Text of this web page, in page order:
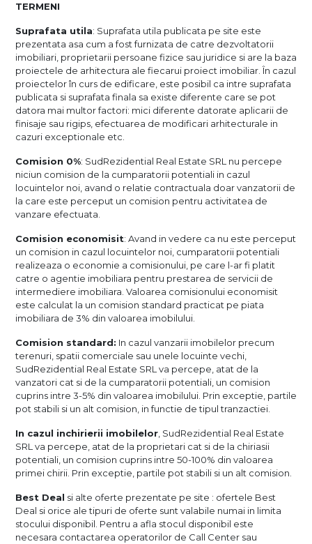
TERMENI
Suprafata utila: Suprafata utila publicata pe site este
prezentata asa cum a fost furnizata de catre dezvoltatorii
imobiliari, proprietarii persoane fizice sau juridice si are la baza
proiectele de arhitectura ale fiecarui proiect imobiliar. În cazul
proiectelor în curs de edificare, este posibil ca intre suprafata
publicata si suprafata finala sa existe diferente care se pot
datora mai multor factori: mici diferente datorate aplicarii de
finisaje sau rigips, efectuarea de modificari arhitecturale in
cazuri exceptionale etc.
Comision 0%: SudRezidential Real Estate SRL nu percepe
niciun comision de la cumparatorii potentiali in cazul
locuintelor noi, avand o relatie contractuala doar vanzatorii de
la care este perceput un comision pentru activitatea de
vanzare efectuata.
Comision economisit: Avand in vedere ca nu este perceput
un comision in cazul locuintelor noi, cumparatorii potentiali
realizeaza o economie a comisionului, pe care l-ar fi platit
catre o agentie imobiliara pentru prestarea de servicii de
intermediere imobiliara. Valoarea comisionului economisit
este calculat la un comision standard practicat pe piata
imobiliara de 3% din valoarea imobilului.
Comision standard: In cazul vanzarii imobilelor precum
terenuri, spatii comerciale sau unele locuinte vechi,
SudRezidential Real Estate SRL va percepe, atat de la
vanzatori cat si de la cumparatorii potentiali, un comision
cuprins intre 3-5% din valoarea imobilului. Prin exceptie, partile
pot stabili si un alt comision, in functie de tipul tranzactiei.
In cazul inchirierii imobilelor , SudRezidential Real Estate
SRL va percepe, atat de la proprietari cat si de la chiriasii
potentiali, un comision cuprins intre 50-100% din valoarea
primei chirii. Prin exceptie, partile pot stabili si un alt comision.
Best Deal si alte oferte prezentate pe site : ofertele Best
Deal si orice ale tipuri de oferte sunt valabile numai in limita
stocului disponibil. Pentru a afla stocul disponibil este
necesara contactarea operatorilor de Call Center sau